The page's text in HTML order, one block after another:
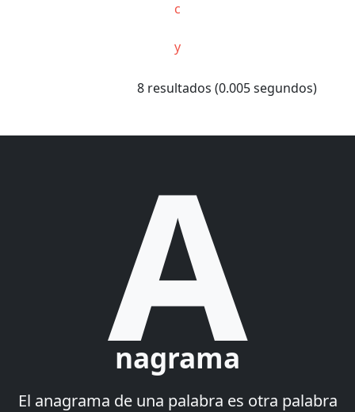
c
y
8 resultados (0.005 segundos)
A
nagrama
El anagrama de una palabra es otra palabra